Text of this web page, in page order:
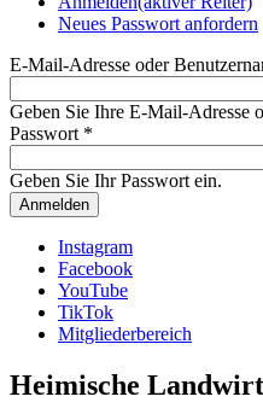
Neues Passwort anfordern
E-Mail-Adresse oder
Geben Sie Ihre E-Mail-Adresse
Passwort *
Geben Sie Ihr Passwort ein.
Instagram
Facebook
YouTube
TikTok
Mitgliederbereich
Heimische